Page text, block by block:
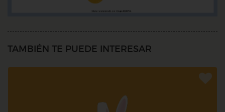
TAMBIÉN TE PUEDE INTERESAR